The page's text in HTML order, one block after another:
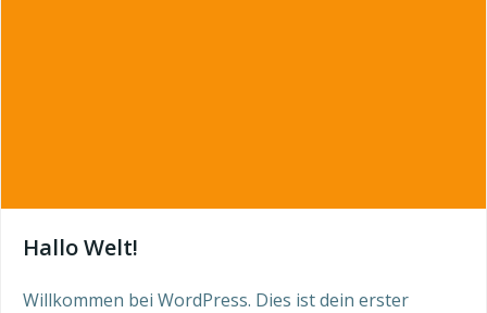
Hallo Welt!
Willkommen bei WordPress. Dies ist dein erster